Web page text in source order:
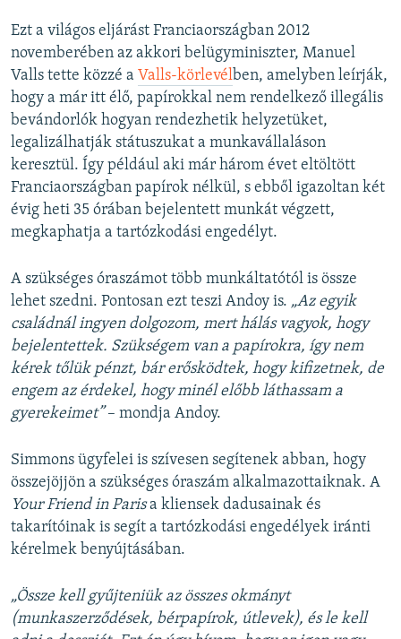
Ezt a világos eljárást Franciaországban 2012
novemberében az akkori belügyminiszter, Manuel
Valls tette közzé a Valls-körlevélben, amelyben leírják,
hogy a már itt élő, papírokkal nem rendelkező illegális
bevándorlók hogyan rendezhetik helyzetüket,
legalizálhatják státuszukat a munkavállaláson
keresztül. Így például aki már három évet eltöltött
Franciaországban papírok nélkül, s ebből igazoltan két
évig heti 35 órában bejelentett munkát végzett,
megkaphatja a tartózkodási engedélyt.
A szükséges óraszámot több munkáltatótól is össze
lehet szedni. Pontosan ezt teszi Andoy is. „Az egyik
családnál ingyen dolgozom, mert hálás vagyok, hogy
bejelentettek. Szükségem van a papírokra, így nem
kérek tőlük pénzt, bár erősködtek, hogy kifizetnek, de
engem az érdekel, hogy minél előbb láthassam a
gyerekeimet”– mondja Andoy.
Simmons ügyfelei is szívesen segítenek abban, hogy
összejöjjön a szükséges óraszám alkalmazottaiknak. A
Your Friend in Parisa kliensek dadusainak és
takarítóinak is segít a tartózkodási engedélyek iránti
kérelmek benyújtásában.
„Össze kell gyűjteniük az összes okmányt
(munkaszerződések, bérpapírok, útlevek), és le kell